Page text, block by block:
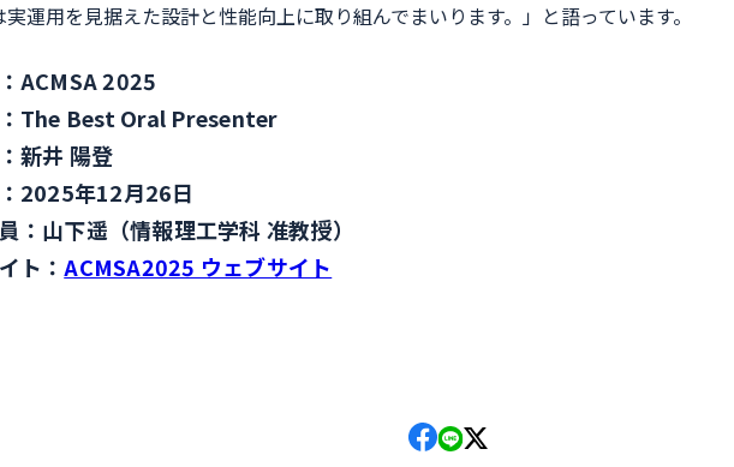
運用を見据えた設計と性能向上に取り組んでまいります。」と語っています。
ACMSA 2025
The Best Oral Presenter
新井 陽登
2025年12月26日
：山下遥（情報理工学科 准教授）
ト：ACMSA2025 ウェブサイト